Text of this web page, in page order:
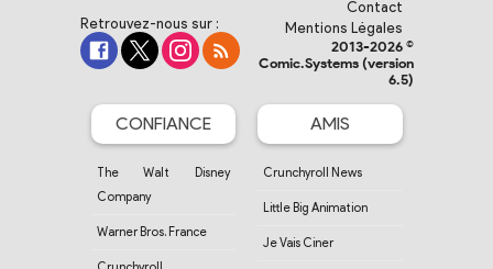
Retrouvez-nous sur :
Contact
Mentions Légales
2013-2026 ©
Comic.Systems (version
6.5)
CONFIANCE
The Walt Disney
Company
Warner Bros. France
AMIS
Crunchyroll News
Little Big Animation
Je Vais Ciner